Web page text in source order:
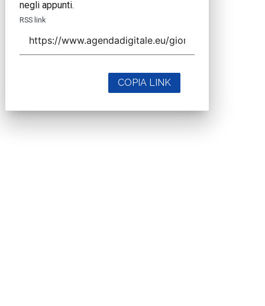
negli appunti.
RSS link
COPIA LINK